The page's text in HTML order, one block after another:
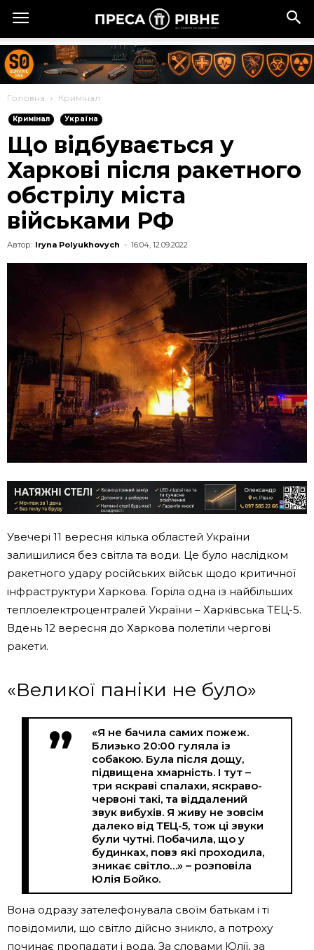
Головна Кримінал
Кримінал Україна
Що відбувається у
Харкові після ракетного
обстрілу міста
військами РФ
Автор: Iryna Polyukhovych - 16:04, 12.09.2022
Увечері 11 вересня кілька областей України
залишилися без світла та води. Це було наслідком
ракетного удару російських військ щодо критичної
інфраструктури Харкова. Горіла одна із найбільших
теплоелектроцентралей України – Харківська ТЕЦ-5.
Вдень 12 вересня до Харкова полетіли чергові
ракети.
«Великої паніки не було»
«Я не бачила самих пожеж.
Близько 20:00 гуляла із
собакою. Була після дощу,
підвищена хмарність. І тут –
три яскраві спалахи, яскраво-
червоні такі, та віддалений
звук вибухів. Я живу не зовсім
далеко від ТЕЦ-5, тож ці звуки
були чутні. Побачила, що у
будинках, повз які проходила,
зникає світло…» – розповіла
Юлія Бойко.
Вона одразу зателефонувала своїм батькам і ті
повідомили, що світло дійсно зникло, а потроху
починає пропадати і вода. За словами Юлії, за